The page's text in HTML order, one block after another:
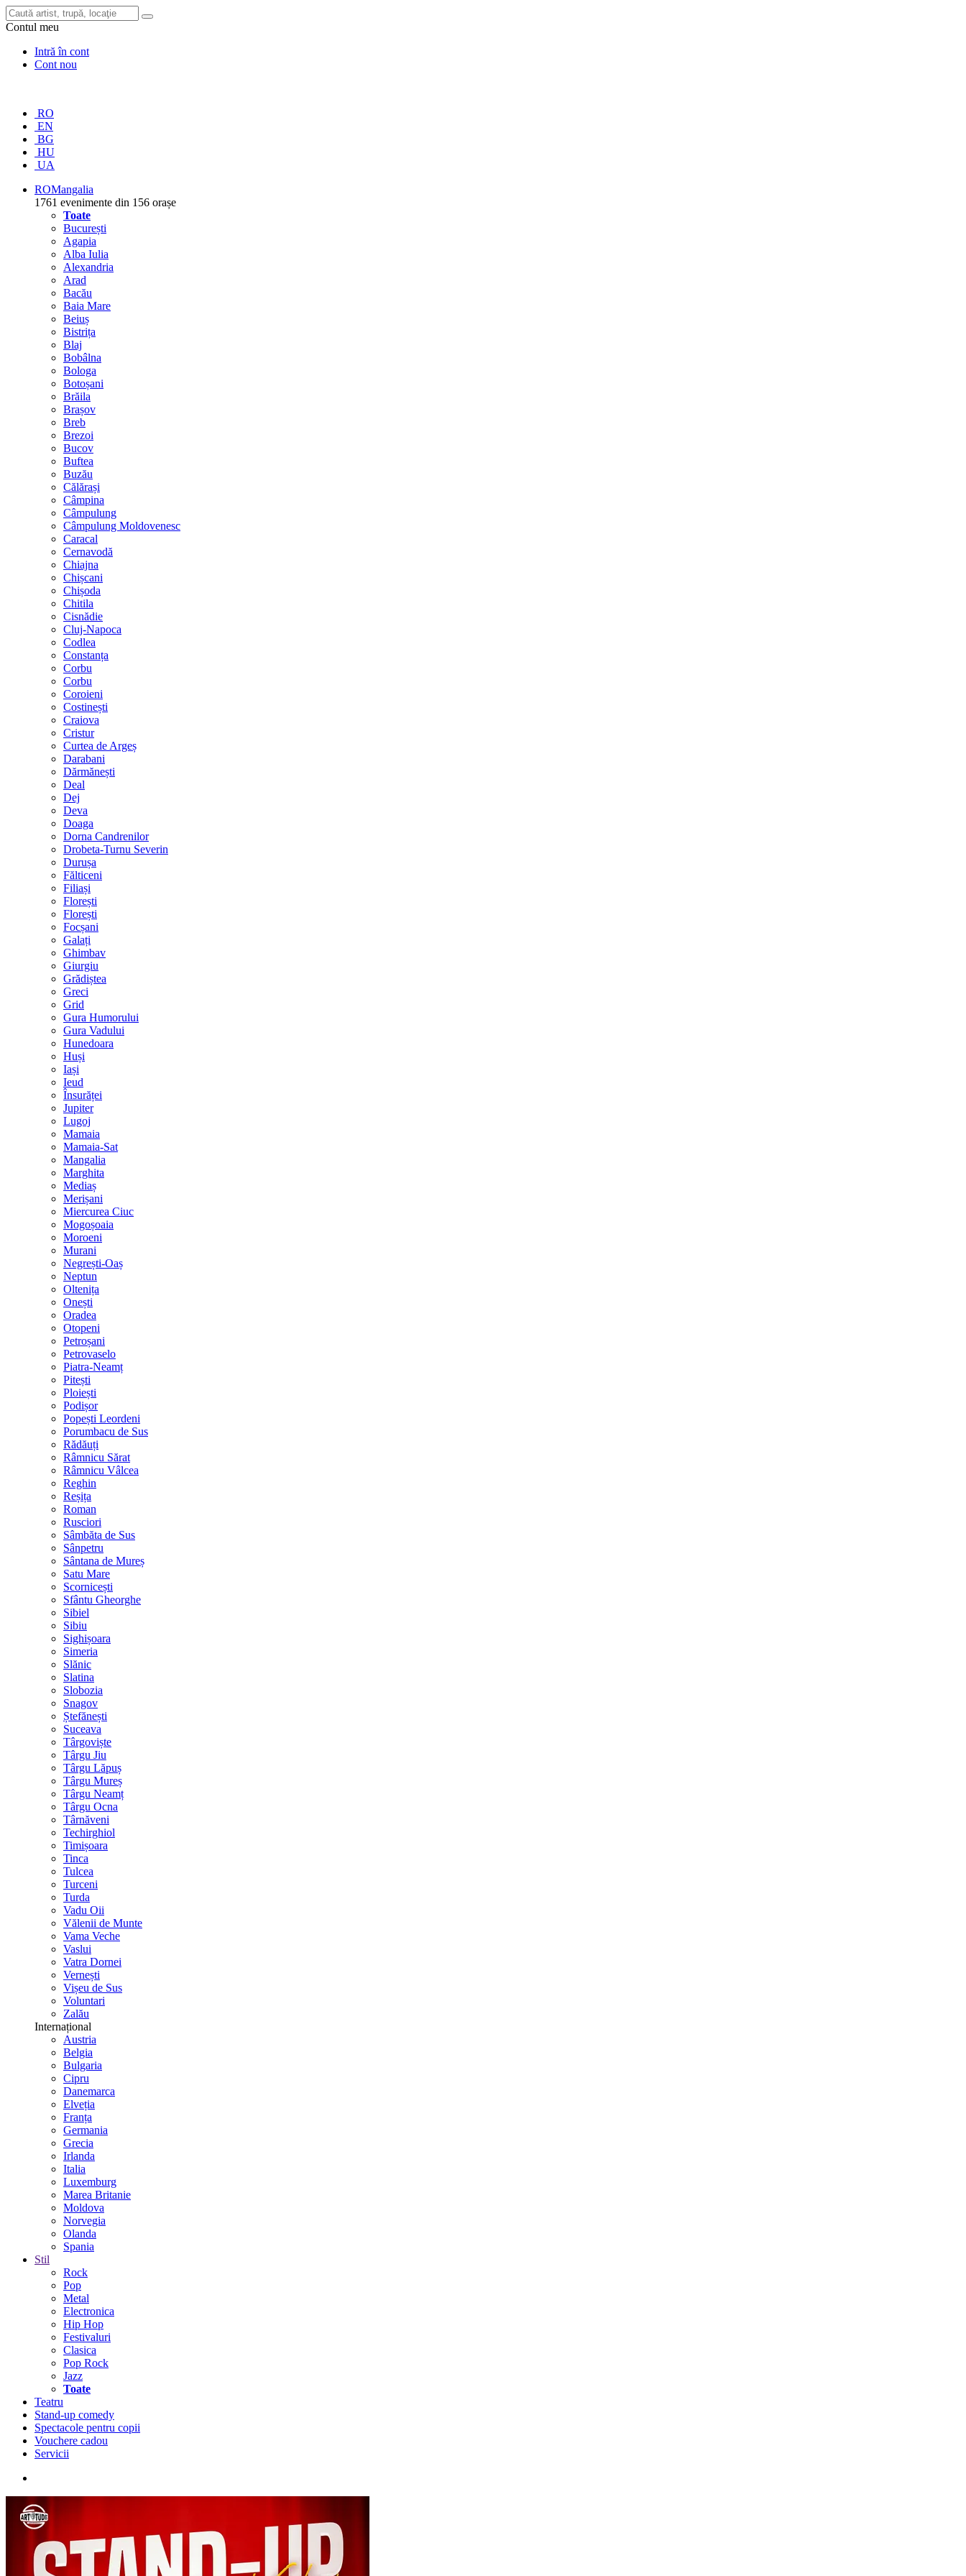
Contul meu
Intră în cont
Cont nou
RO
EN
BG
HU
UA
ROMangalia
1761 evenimente din 156 orașe
Toate
București
Agapia
Alba Iulia
Alexandria
Arad
Bacău
Baia Mare
Beiuș
Bistrița
Blaj
Bobâlna
Bologa
Botoșani
Brăila
Brașov
Breb
Brezoi
Bucov
Buftea
Buzău
Călărași
Câmpina
Câmpulung
Câmpulung Moldovenesc
Caracal
Cernavodă
Chiajna
Chișcani
Chișoda
Chitila
Cisnădie
Cluj-Napoca
Codlea
Constanța
Corbu
Corbu
Coroieni
Costinești
Craiova
Cristur
Curtea de Argeș
Darabani
Dărmănești
Deal
Dej
Deva
Doaga
Dorna Candrenilor
Drobeta-Turnu Severin
Durușa
Fălticeni
Filiași
Florești
Florești
Focșani
Galați
Ghimbav
Giurgiu
Grădiștea
Greci
Grid
Gura Humorului
Gura Vadului
Hunedoara
Huși
Iași
Ieud
Însurăței
Jupiter
Lugoj
Mamaia
Mamaia-Sat
Mangalia
Marghita
Mediaș
Merișani
Miercurea Ciuc
Mogoșoaia
Moroeni
Murani
Negrești-Oaș
Neptun
Oltenița
Onești
Oradea
Otopeni
Petroșani
Petrovaselo
Piatra-Neamț
Pitești
Ploiești
Podișor
Popești Leordeni
Porumbacu de Sus
Rădăuți
Râmnicu Sărat
Râmnicu Vâlcea
Reghin
Reșița
Roman
Rusciori
Sâmbăta de Sus
Sânpetru
Sântana de Mureș
Satu Mare
Scornicești
Sfântu Gheorghe
Sibiel
Sibiu
Sighișoara
Simeria
Slănic
Slatina
Slobozia
Snagov
Ștefănești
Suceava
Târgoviște
Târgu Jiu
Târgu Lăpuș
Târgu Mureș
Târgu Neamț
Târgu Ocna
Târnăveni
Techirghiol
Timișoara
Tinca
Tulcea
Turceni
Turda
Vadu Oii
Vălenii de Munte
Vama Veche
Vaslui
Vatra Dornei
Vernești
Vișeu de Sus
Voluntari
Zalău
Internațional
Austria
Belgia
Bulgaria
Cipru
Danemarca
Elveția
Franța
Germania
Grecia
Irlanda
Italia
Luxemburg
Marea Britanie
Moldova
Norvegia
Olanda
Spania
Stil
Rock
Pop
Metal
Electronica
Hip Hop
Festivaluri
Clasica
Pop Rock
Jazz
Toate
Teatru
Stand-up comedy
Spectacole pentru copii
Vouchere cadou
Servicii